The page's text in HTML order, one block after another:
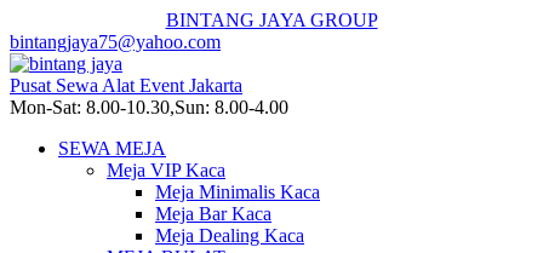
BINTANG JAYA GROUP
bintangjaya75@yahoo.com
Pusat Sewa Alat Event Jakarta
Mon-Sat: 8.00-10.30,Sun: 8.00-4.00
SEWA MEJA
Meja VIP Kaca
Meja Minimalis Kaca
Meja Bar Kaca
Meja Dealing Kaca